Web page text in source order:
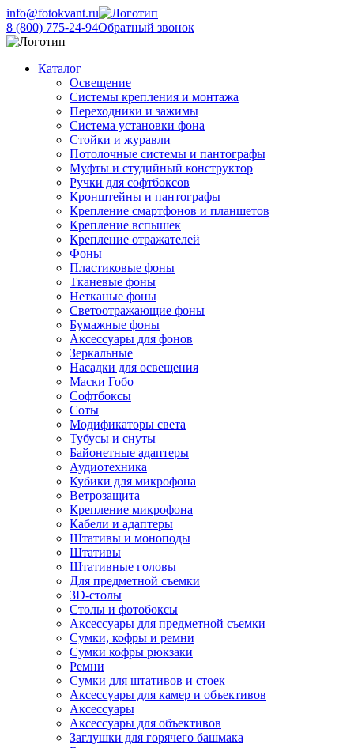
info@fotokvant.ru
8 (800) 775-24-94Обратный звонок
Каталог
Освещение
Системы крепления и монтажа
Переходники и зажимы
Система установки фона
Стойки и журавли
Потолочные системы и пантографы
Муфты и студийный конструктор
Ручки для софтбоксов
Кронштейны и пантографы
Крепление смартфонов и планшетов
Крепление вспышек
Крепление отражателей
Фоны
Пластиковые фоны
Тканевые фоны
Нетканые фоны
Светоотражающие фоны
Бумажные фоны
Аксессуары для фонов
Зеркальные
Насадки для освещения
Маски Гобо
Софтбоксы
Соты
Модификаторы света
Тубусы и снуты
Байонетные адаптеры
Аудиотехника
Кубики для микрофона
Ветрозащита
Крепление микрофона
Кабели и адаптеры
Штативы и моноподы
Штативы
Штативные головы
Для предметной съемки
3D-столы
Столы и фотобоксы
Аксессуары для предметной съемки
Сумки, кофры и ремни
Сумки кофры рюкзаки
Ремни
Сумки для штативов и стоек
Аксессуары для камер и объективов
Аксессуары
Аксессуары для объективов
Заглушки для горячего башмака